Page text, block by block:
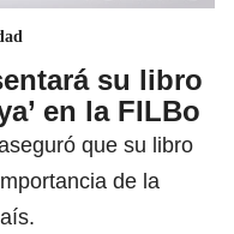
su libro
en la FILBo
que su libro
de la